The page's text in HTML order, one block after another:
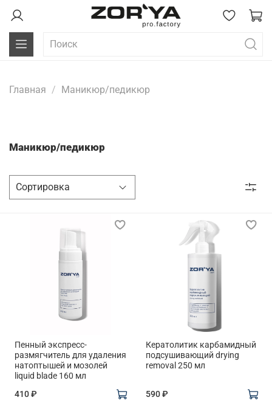
Главная Маникюр/педикюр
Маникюр/педикюр
Пенный экспресс-
размягчитель для удаления
натоптышей и мозолей
liquid blade 160 мл
410 ₽
Кератолитик карбамидный
подсушивающий drying
removal 250 мл
590 ₽